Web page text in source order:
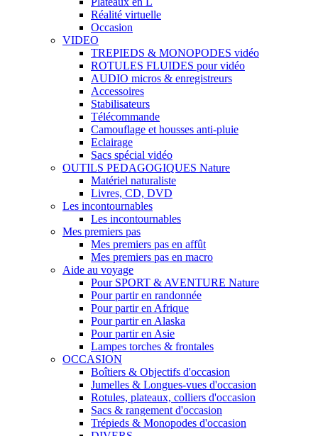
Réalité virtuelle
Occasion
VIDEO
TREPIEDS & MONOPODES vidéo
ROTULES FLUIDES pour vidéo
AUDIO micros & enregistreurs
Accessoires
Stabilisateurs
Télécommande
Camouflage et housses anti-pluie
Eclairage
Sacs spécial vidéo
OUTILS PEDAGOGIQUES Nature
Matériel naturaliste
Livres, CD, DVD
Les incontournables
Les incontournables
Mes premiers pas
Mes premiers pas en affût
Mes premiers pas en macro
Aide au voyage
Pour SPORT & AVENTURE Nature
Pour partir en randonnée
Pour partir en Afrique
Pour partir en Alaska
Pour partir en Asie
Lampes torches & frontales
OCCASION
Boîtiers & Objectifs d'occasion
Jumelles & Longues-vues d'occasion
Rotules, plateaux, colliers d'occasion
Sacs & rangement d'occasion
Trépieds & Monopodes d'occasion